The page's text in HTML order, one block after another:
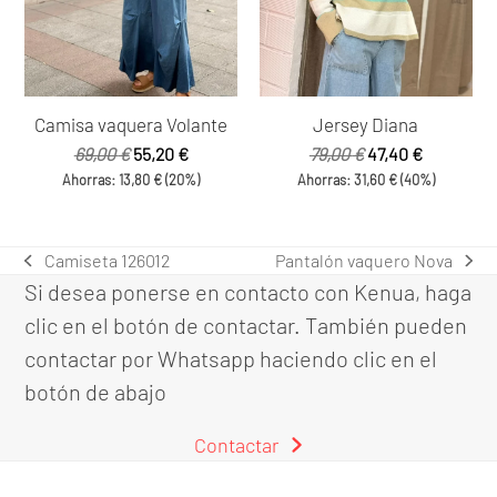
Camisa vaquera Volante
69,00€El
precio
69,00 €.
55,20 €El
precio
Ahorras: 13,80 € (20%)
Jersey Diana
79,00€El
precio
79,00 €.
47,40 €El
precio
47,40 €.
Ahorras: 31,60 € (40%)
previous
post:
Camiseta 126012
next
post:
Pantalón vaquero Nova
Si desea ponerse en contacto con Kenua, haga
clic en el botón de contactar. También pueden
contactar por Whatsapp haciendo clic en el
botón de abajo
Contactar